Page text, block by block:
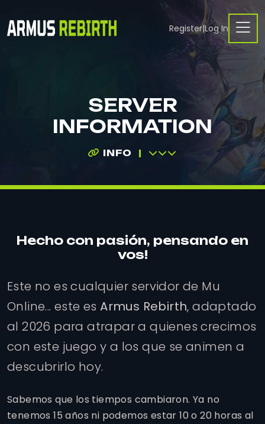
Register|Log In
SERVER
INFORMATION
INFO
Hecho con pasión, pensando en
vos!
Este no es cualquier servidor de Mu
Online... este esArmus Rebirth, adaptado
al 2026 para atrapar a quienes crecimos
con este juego y a los que se animen a
descubrirlo hoy.
Sabemos que los tiempos cambiaron. Ya no
tenemos 15 años ni podemos estar 10 o 20 horas al